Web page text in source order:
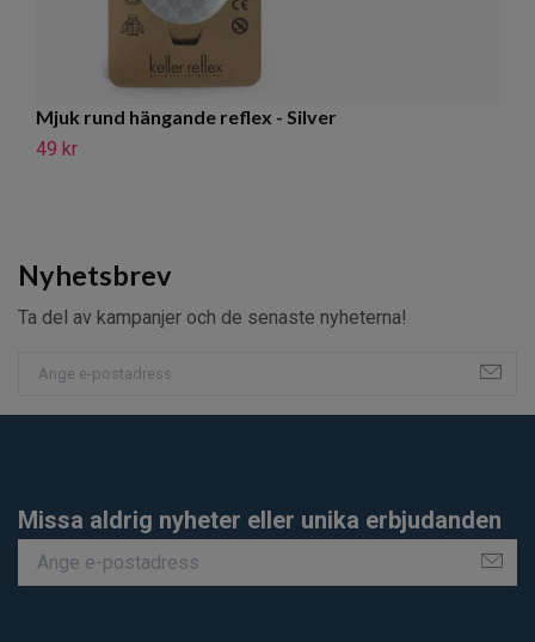
Nyhetsbrev
Ta del av kampanjer och de senaste nyheterna!
Mjuk rund hängande reflex - Silver
49 kr
Missa aldrig nyheter eller unika erbjudanden